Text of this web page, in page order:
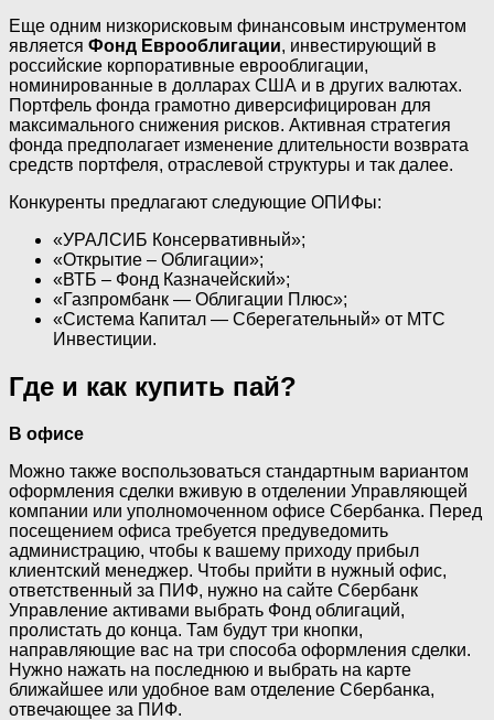
Еще одним низкорисковым финансовым инструментом
является Фонд Еврооблигации, инвестирующий в
российские корпоративные еврооблигации,
номинированные в долларах США и в других валютах.
Портфель фонда грамотно диверсифицирован для
максимального снижения рисков. Активная стратегия
фонда предполагает изменение длительности возврата
средств портфеля, отраслевой структуры и так далее.
Конкуренты предлагают следующие ОПИФы:
«УРАЛСИБ Консервативный»;
«Открытие – Облигации»;
«ВТБ – Фонд Казначейский»;
«Газпромбанк — Облигации Плюс»;
«Система Капитал — Сберегательный» от МТС
Инвестиции.
Где и как купить пай?
В офисе
Можно также воспользоваться стандартным вариантом
оформления сделки вживую в отделении Управляющей
компании или уполномоченном офисе Сбербанка. Перед
посещением офиса требуется предуведомить
администрацию, чтобы к вашему приходу прибыл
клиентский менеджер. Чтобы прийти в нужный офис,
ответственный за ПИФ, нужно на сайте Сбербанк
Управление активами выбрать Фонд облигаций,
пролистать до конца. Там будут три кнопки,
направляющие вас на три способа оформления сделки.
Нужно нажать на последнюю и выбрать на карте
ближайшее или удобное вам отделение Сбербанка,
отвечающее за ПИФ.